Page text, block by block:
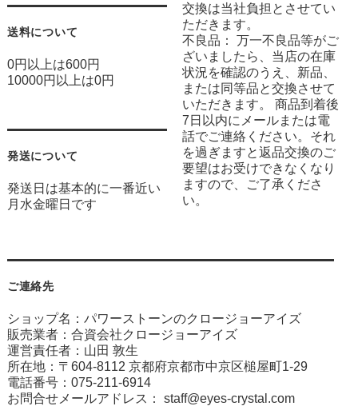
送料について
0円以上は600円
10000円以上は0円
発送について
発送日は基本的に一番近い
月水金曜日です
交換は当社負担とさせてい
ただきます。
不良品： 万一不良品等がご
ざいましたら、当店の在庫
状況を確認のうえ、新品、
または同等品と交換させて
いただきます。 商品到着後
7日以内にメールまたは電
話でご連絡ください。それ
を過ぎますと返品交換のご
要望はお受けできなくなり
ますので、ご了承くださ
い。
ご連絡先
ショップ名：パワーストーンのクロージョーアイズ
販売業者：合資会社クロージョーアイズ
運営責任者：山田 敦生
所在地：〒604-8112 京都府京都市中京区槌屋町1-29
電話番号：075-211-6914
お問合せメールアドレス： staff@eyes-crystal.com